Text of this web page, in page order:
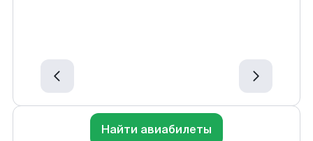
Найти авиабилеты